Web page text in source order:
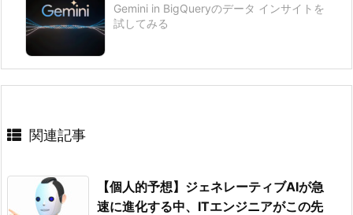
Gemini in BigQueryのデータ インサイトを
試してみる
関連記事
【個人的予想】ジェネレーティブAIが急
速に進化する中、ITエンジニアがこの先